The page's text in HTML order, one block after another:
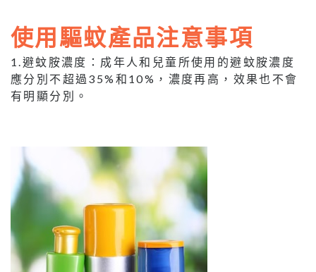
使用驅蚊產品注意事項
1.避蚊胺濃度：成年人和兒童所使用的避蚊胺濃度
應分別不超過35%和10%，濃度再高，效果也不會
有明顯分別。